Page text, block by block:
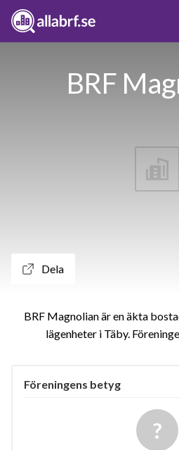
BRF
Dela
BRF Magnolian är en äkta
lägenheter i Täby.
Föreningens betyg